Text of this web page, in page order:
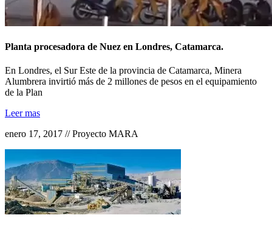
Planta procesadora de Nuez en Londres, Catamarca.
En Londres, el Sur Este de la provincia de Catamarca, Minera
Alumbrera invirtió más de 2 millones de pesos en el equipamiento
de la Plan
Leer mas
enero 17, 2017 // Proyecto MARA